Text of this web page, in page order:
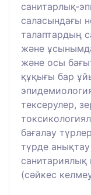
санитарлық-
саласындағы
талаптардың
және
және осы
құқығы бар
тексерулер,
бағалау
түрде
санитариялық
(сәйкес